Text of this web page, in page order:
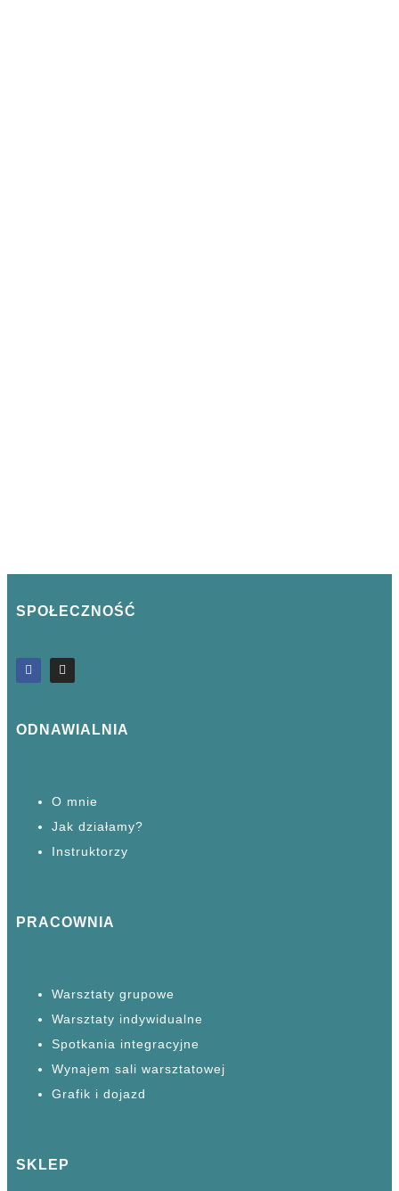
SPOŁECZNOŚĆ
ODNAWIALNIA
O mnie
Jak działamy?
Instruktorzy
PRACOWNIA
Warsztaty grupowe
Warsztaty indywidualne
Spotkania integracyjne
Wynajem sali warsztatowej
Grafik i dojazd
SKLEP